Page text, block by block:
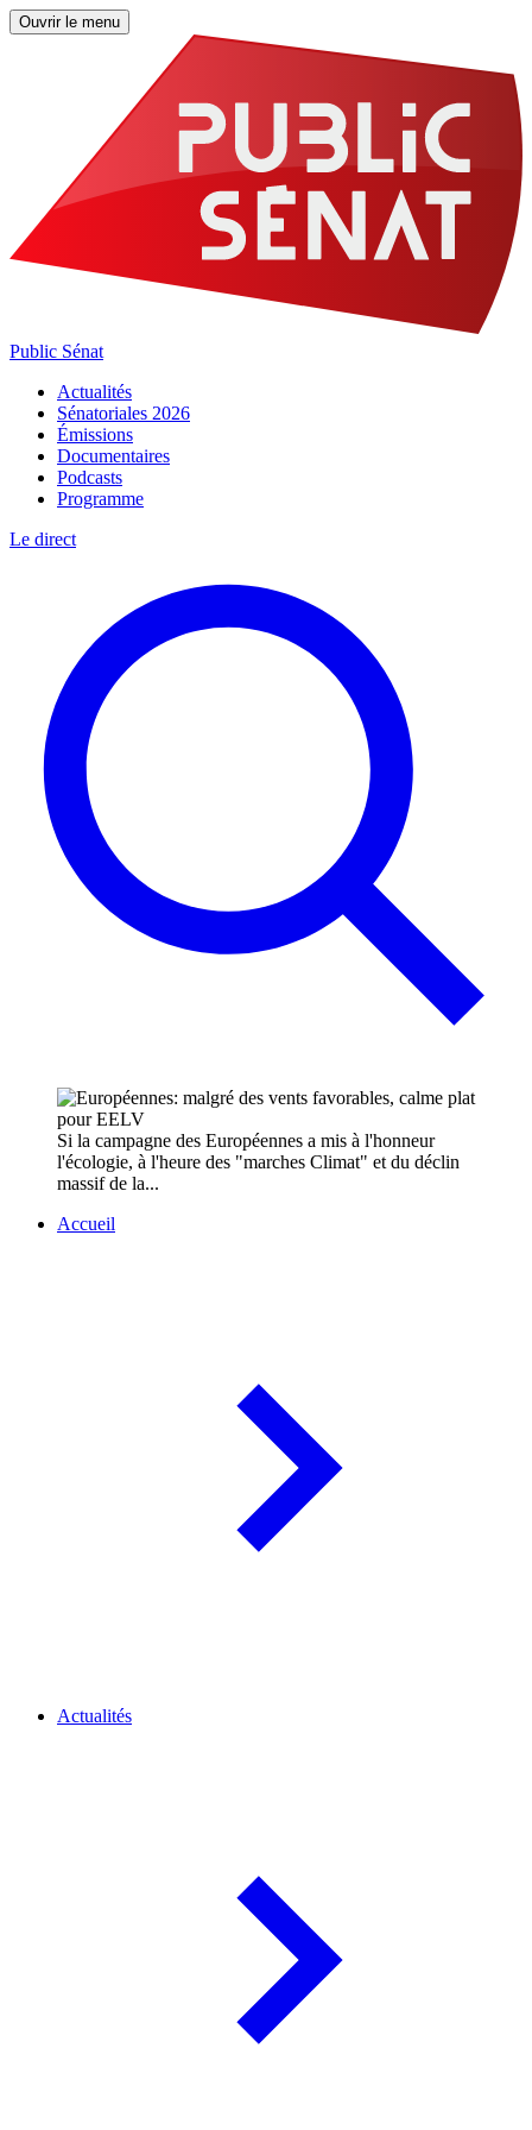
Ouvrir le menu
Public Sénat
Actualités
Sénatoriales 2026
Émissions
Documentaires
Podcasts
Programme
Le direct
Si la campagne des Européennes a mis à l'honneur
l'écologie, à l'heure des "marches Climat" et du déclin
massif de la...
Accueil
Actualités